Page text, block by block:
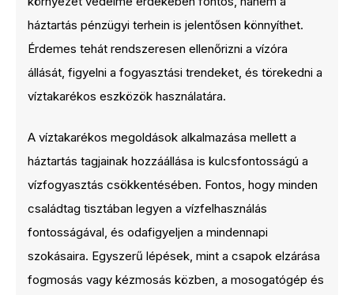
háztartás pénzügyi terhein is jelentősen könnyíthet.
Érdemes tehát rendszeresen ellenőrizni a vízóra
állását, figyelni a fogyasztási trendeket, és törekedni a
víztakarékos eszközök használatára.
A víztakarékos megoldások alkalmazása mellett a
háztartás tagjainak hozzáállása is kulcsfontosságú a
vízfogyasztás csökkentésében. Fontos, hogy minden
családtag tisztában legyen a vízfelhasználás
fontosságával, és odafigyeljen a mindennapi
szokásaira. Egyszerű lépések, mint a csapok elzárása
fogmosás vagy kézmosás közben, a mosogatógép és